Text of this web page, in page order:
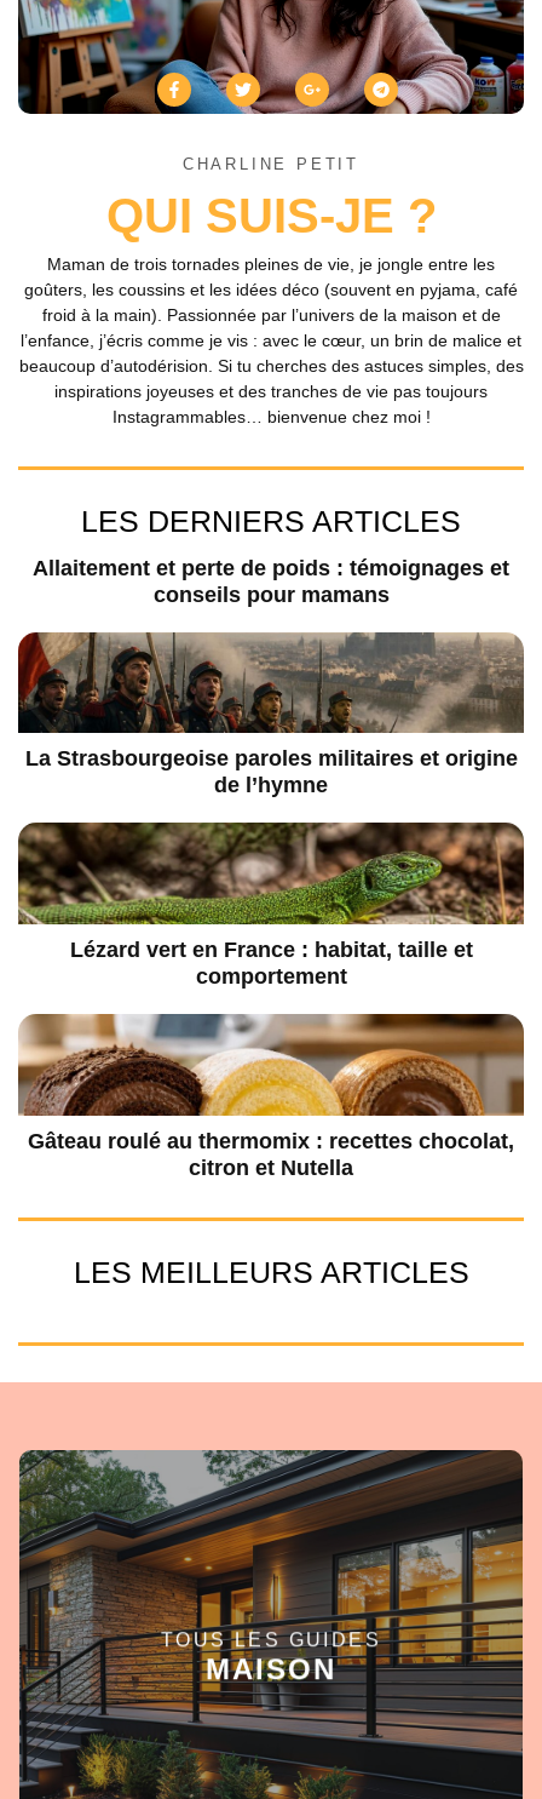
CHARLINE PETIT
QUI SUIS-JE ?
Maman de trois tornades pleines de vie, je jongle entre les
goûters, les coussins et les idées déco (souvent en pyjama, café
froid à la main). Passionnée par l’univers de la maison et de
l’enfance, j’écris comme je vis : avec le cœur, un brin de malice et
beaucoup d’autodérision. Si tu cherches des astuces simples, des
inspirations joyeuses et des tranches de vie pas toujours
Instagrammables… bienvenue chez moi !
LES DERNIERS ARTICLES
Allaitement et perte de poids : témoignages et
conseils pour mamans
La Strasbourgeoise paroles militaires et origine
de l’hymne
Lézard vert en France : habitat, taille et
comportement
Gâteau roulé au thermomix : recettes chocolat,
citron et Nutella
LES MEILLEURS ARTICLES
TOUS LES GUIDES
MAISON
EN SAVOIR +